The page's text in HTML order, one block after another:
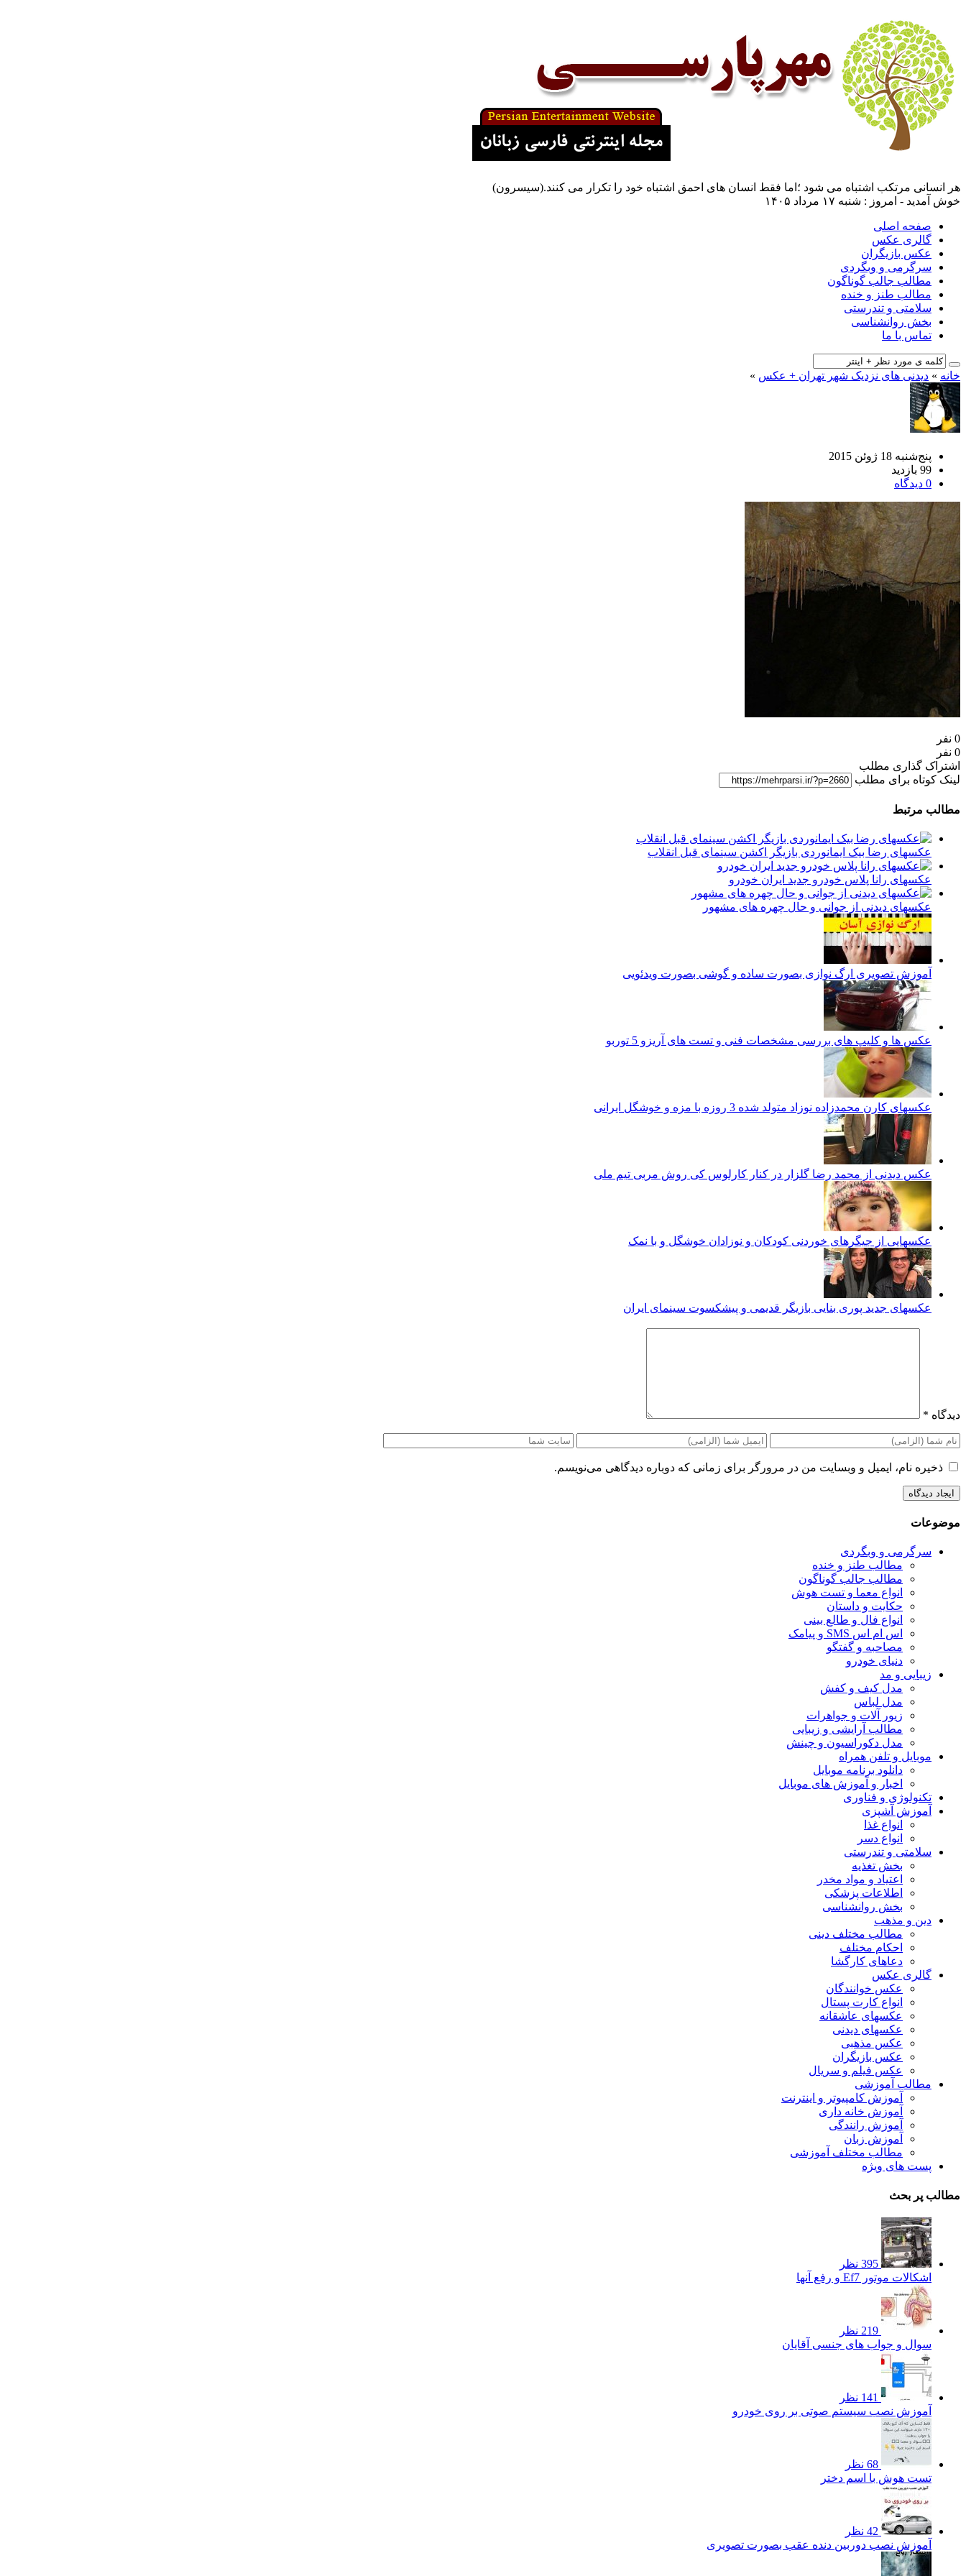
هر انسانی مرتکب اشتباه می شود ؛اما فقط انسان های احمق اشتباه خود را تکرار می کنند.(سیسرون)
خوش آمدید - امروز : شنبه ۱۷ مرداد ۱۴۰۵
صفحه اصلی
گالری عکس
عکس بازیگران
سرگرمی و وبگردی
مطالب جالب گوناگون
مطالب طنز و خنده
سلامتی و تندرستی
بخش روانشناسی
تماس با ما
خانه » دیدنی های نزدیک شهر تهران + عکس »
پنج‌شنبه 18 ژوئن 2015
99 بازدید
0 دیدگاه
0 نفر
0 نفر
اشتراک گذاری مطلب
لینک کوتاه برای مطلب
مطالب مرتبط
عکسهای رضا بیک ایمانوردی بازیگر اکشن سینمای قبل انقلاب
عکسهای رانا پلاس خودرو جدید ایران خودرو
عکسهای دیدنی از جوانی و حال چهره های مشهور
آموزش تصویری ارگ نوازی بصورت ساده و گوشی بصورت ویدئویی
عکس ها و کلیپ های بررسی مشخصات فنی و تست های آریزو 5 توربو
عکسهای کارن محمدزاده نوزاد متولد شده 3 روزه با مزه و خوشگل ایرانی
عکس دیدنی از محمد رضا گلزار در کنار کارلوس کی روش مربی تیم ملی
عکسهایی از جیگرهای خوردنی کودکان و نوزادان خوشگل و با نمک
عکسهای جدید پوری بنایی بازیگر قدیمی و پیشکسوت سینمای ایران
دیدگاه *
ذخیره نام، ایمیل و وبسایت من در مرورگر برای زمانی که دوباره دیدگاهی می‌نویسم.
موضوعات
سرگرمی و وبگردی
مطالب طنز و خنده
مطالب جالب گوناگون
انواع معما و تست هوش
حکایت و داستان
انواع فال و طالع بینی
اس ام اس SMS و پیامک
مصاحبه و گفتگو
دنیای خودرو
زیبایی و مد
مدل کیف و کفش
مدل لباس
زیور آلات و جواهرات
مطالب آرایشی و زیبایی
مدل دکوراسیون و چینش
موبایل و تلفن همراه
دانلود برنامه موبایل
اخبار و آموزش های موبایل
تکنولوژی و فناوری
آموزش آشپزی
انواع غذا
انواع دسر
سلامتی و تندرستی
بخش تغذیه
اعتیاد و مواد مخدر
اطلاعات پزشکی
بخش روانشناسی
دین و مذهب
مطالب مختلف دینی
احکام مختلف
دعاهای کارگشا
گالری عکس
عکس خوانندگان
انواع کارت پستال
عکسهای عاشقانه
عکسهای دیدنی
عکس مذهبی
عکس بازیگران
عکس فیلم و سریال
مطالب آموزشی
آموزش کامپیوتر و اینترنت
آموزش خانه داری
آموزش رانندگی
آموزش زبان
مطالب مختلف آموزشی
پست های ویژه
مطالب پر بحث
395 نظر
اشکالات موتور Ef7 و رفع آنها
219 نظر
سوال و جواب های جنسی آقایان
141 نظر
آموزش نصب سیستم صوتی بر روی خودرو
68 نظر
تست هوش با اسم دختر
42 نظر
آموزش نصب دوربین دنده عقب بصورت تصویری